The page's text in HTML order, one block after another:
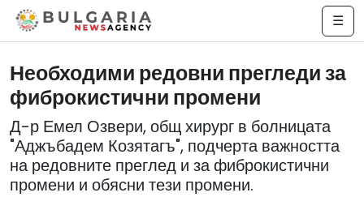
☰
Необходими редовни прегледи за
фиброкистични промени
Д-р Емел Озвери, общ хирург в болницата
"Аджъбадем Козятагъ", подчерта важността
на редовните преглед и за фиброкистични
промени и обясни тези промени.